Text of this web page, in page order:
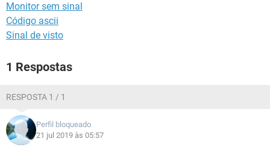
Monitor sem sinal
Código ascii
Sinal de visto
1 Respostas
RESPOSTA 1 / 1
Perfil bloqueado
21 jul 2019 às 05:57